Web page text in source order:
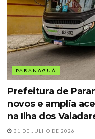
PARANAGUÁ
Prefeitura de
novos e amplia
na Ilha dos
31 DE JULHO DE 2026